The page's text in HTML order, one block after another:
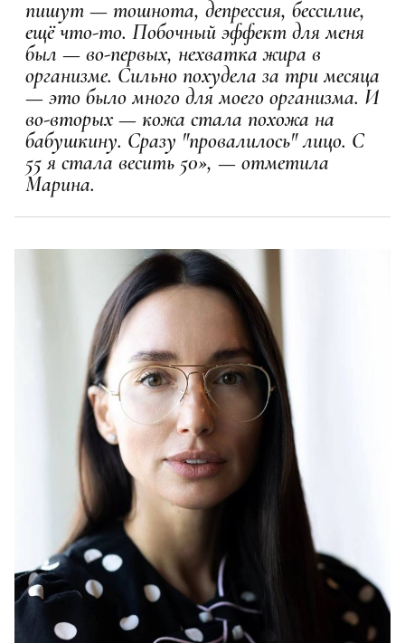
пишут — тошнота, депрессия, бессилие,
ещё что-то. Побочный эффект для меня
был — во-первых, нехватка жира в
организме. Сильно похудела за три месяца
— это было много для моего организма. И
во-вторых — кожа стала похожа на
бабушкину. Сразу "провалилось" лицо. С
55 я стала весить 50», — отметила
Марина.